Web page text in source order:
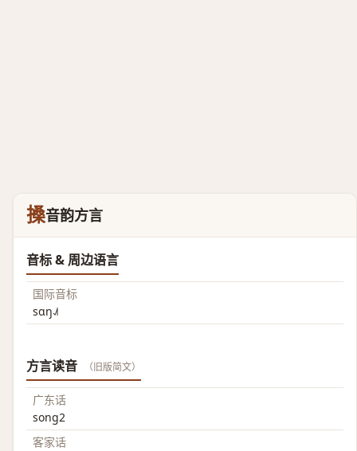
搡音韵方言
音标 & 周边语言
国际音标
sɑŋ˨˩˦
方言读音 （旧版简文）
广东话
song2
客家话